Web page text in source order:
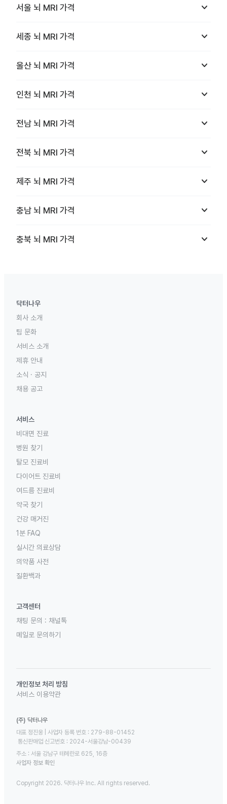
서울 뇌 MRI 가격 keyboard_arrow_down
세종 뇌 MRI 가격 keyboard_arrow_down
울산 뇌 MRI 가격 keyboard_arrow_down
인천 뇌 MRI 가격 keyboard_arrow_down
전남 뇌 MRI 가격 keyboard_arrow_down
전북 뇌 MRI 가격 keyboard_arrow_down
제주 뇌 MRI 가격 keyboard_arrow_down
충남 뇌 MRI 가격 keyboard_arrow_down
충북 뇌 MRI 가격 keyboard_arrow_down
닥터나우
회사 소개
팀 문화
서비스 소개
제휴 안내
소식 · 공지
채용 공고
서비스
비대면 진료
병원 찾기
탈모 진료비
다이어트 진료비
여드름 진료비
약국 찾기
건강 매거진
1분 FAQ
실시간 의료상담
의약품 사전
질환백과
고객센터
채팅 문의 : 채널톡
메일로 문의하기
개인정보 처리 방침
서비스 이용약관
(주) 닥터나우
대표 정진웅 | 사업자 등록 번호 : 279-88-01452
통신판매업 신고번호 : 2024-서울강남-00439
주소 : 서울 강남구 테헤란로 625, 16층
사업자 정보 확인
Copyright 2026. 닥터나우 Inc. All rights reserved.